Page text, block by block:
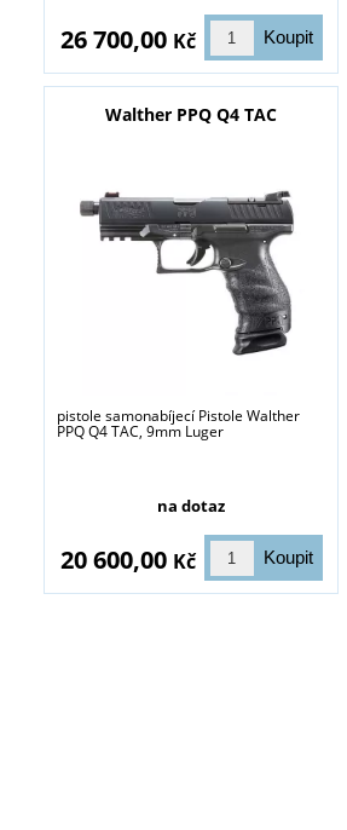
26 700,00 Kč
Walther PPQ Q4 TAC
pistole samonabíjecí Pistole Walther
PPQ Q4 TAC, 9mm Luger
na dotaz
20 600,00 Kč
Tyto stránky jsou určeny